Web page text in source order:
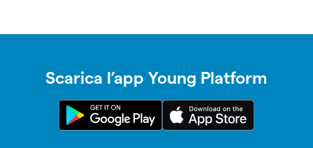
Scarica l’app Young Platform